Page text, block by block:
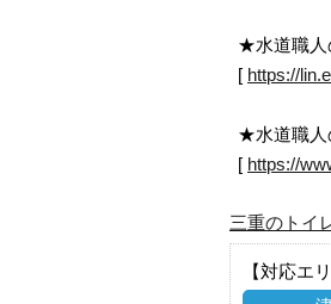
★水道職人
[ https://
★水道職人
[ https://
三重のトイ
【対応エ